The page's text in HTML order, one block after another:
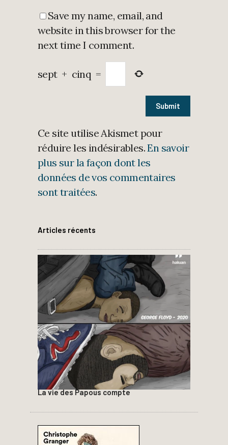
Save my name, email, and
website in this browser for the
next time I comment.
sept + cinq =
Ce site utilise Akismet pour
réduire les indésirables.En savoir
plus sur la façon dont les
données de vos commentaires
sont traitées.
Articles récents
La vie des Papous compte